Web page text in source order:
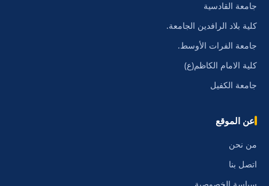
جامعة القادسية
كلية بلاد الرافدين الجامعة.
جامعة الفرات الأوسط.
كلية الامام الكاظم(ع)
جامعة الكفيل
عن الموقع
من نحن
اتصل بنا